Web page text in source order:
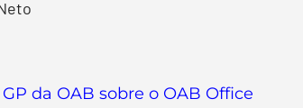
da OAB sobre o OAB Office